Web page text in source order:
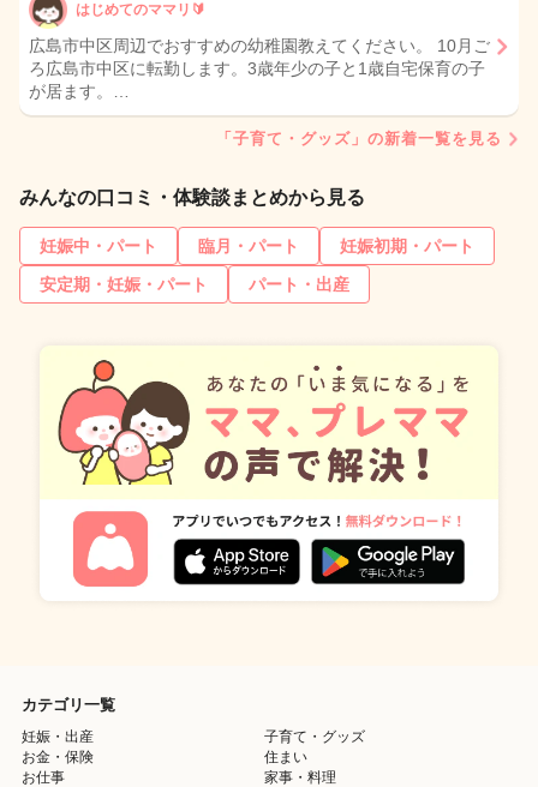
はじめてのママリ🔰
広島市中区周辺でおすすめの幼稚園教えてください。 10月ご
ろ広島市中区に転勤します。3歳年少の子と1歳自宅保育の子
が居ます。…
「子育て・グッズ」の新着一覧を見る
みんなの口コミ・体験談まとめから見る
妊娠中・パート 臨月・パート
妊娠初期・パート
安定期・妊娠・パート
パート・出産
カテゴリ一覧
妊娠・出産
子育て・グッズ
お金・保険
住まい
お仕事
家事・料理